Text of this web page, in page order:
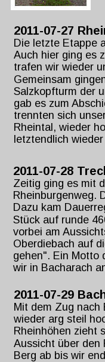
2011-07-27
Die letzte Etappe
Auch hier ging es
trafen wir wieder
Gemeinsam
Salzkopfturm der
gab es zum
trennten sich
Rheintal, wieder
letztendlich
2011-07-28
Zeitig ging es mit
Rheinburgenweg.
Dazu kam
Stück auf runde
vorbei am
Oberdiebach auf
gehen". Ein Motto
wir in Bacharach
2011-07-29
Mit dem Zug
wieder arg steil
Rheinhöhen zieht
Aussicht über den
Berg ab bis wir